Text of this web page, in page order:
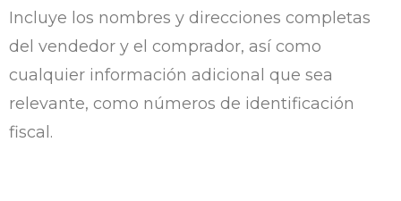
Incluye los nombres y direcciones completas
del vendedor y el comprador, así como
cualquier información adicional que sea
relevante, como números de identificación
fiscal.